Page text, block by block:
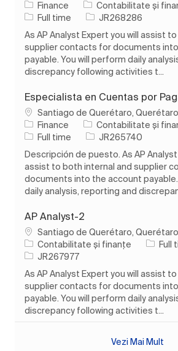
Finance
Categorie
Contabilitate și
Tipul postului
Full time Job IdJR268286
As AP Analyst Expert you will assist
supplier contacts for documents
payable. You will perform daily
discrepancy following activities t...
Especialista en Cuentas por
LocSantiago de Querétaro,
Finance
Categorie
Contabilitate și
Tipul postului
Full time Job IdJR265740
Descripción de puesto. As AP Analyst
assist to both internal and supplier
documents into the account
daily analysis, reporting and
AP Analyst-2
LocSantiago de Querétaro,
Categorie
Contabilitate și finanțe TipulFull
Job IdJR267977
As AP Analyst Expert you will assist
supplier contacts for documents
payable. You will perform daily
discrepancy following activities t...
Vezi Mai Mult